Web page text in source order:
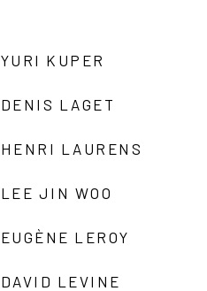
YURI KUPER
DENIS LAGET
HENRI LAURENS
LEE JIN WOO
EUGÈNE LEROY
DAVID LEVINE